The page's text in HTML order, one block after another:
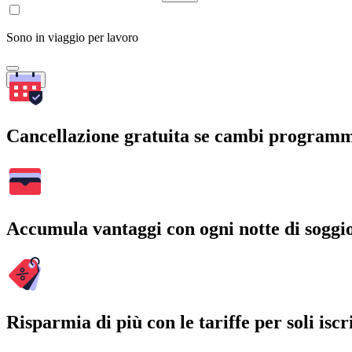
Sono in viaggio per lavoro
Cerca
Cancellazione gratuita se cambi
Accumula vantaggi con ogni notte di
Risparmia di più con le tariffe per soli